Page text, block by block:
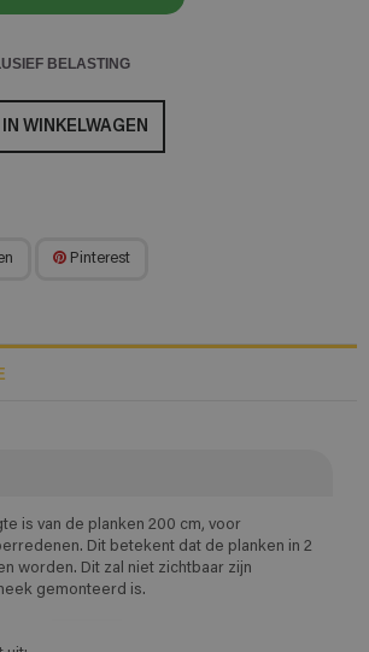
BELASTING
IN WINKELWAGEN
Pinterest
is van de planken 200 cm, voor
Dit betekent dat de planken in 2
worden. Dit zal niet zichtbaar zijn
gemonteerd is.